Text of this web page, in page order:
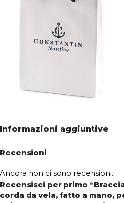
Informazioni aggiuntive
Recensioni
Ancora non ci sono recensioni.
Recensisci per primo
corda da vela, fatto a mano,